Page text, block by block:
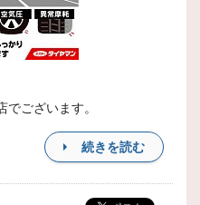
でございます。
続きを読む